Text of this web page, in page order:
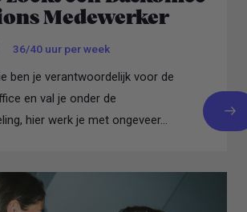
Medewerker
36/40 uur per week
ben je verantwoordelijk voor de
en val je onder de
hier werk je met ongeveer...